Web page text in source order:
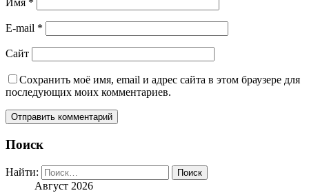
Имя *
E-mail *
Сайт
Сохранить моё имя, email и адрес сайта в этом браузере для
последующих моих комментариев.
Поиск
Найти:
Август 2026